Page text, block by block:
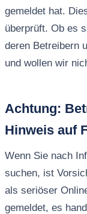
gemeldet hat.
überprüft. Ob es
deren Betreibern
und wollen wir
Achtung:
Hinweis auf
Wenn Sie nach
suchen, ist
als seriöser
gemeldet, es